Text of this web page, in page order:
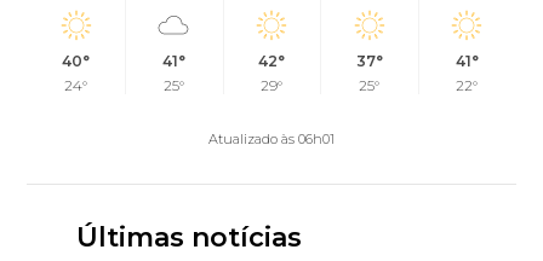
40°
24°
41°
25°
42°
29°
37°
25°
41°
22°
Atualizado às 06h01
Últimas notícias